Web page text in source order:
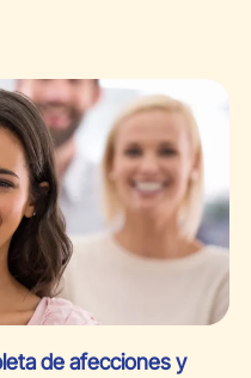
de afecciones y